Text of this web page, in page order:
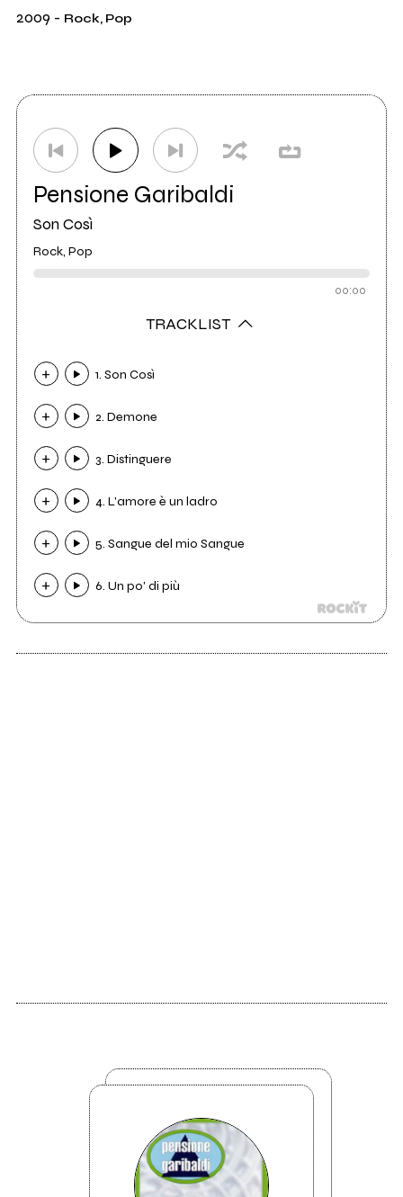
2009 - Rock, Pop
Pensione Garibaldi
Son Così
Rock, Pop
00:00
TRACKLIST
1. Son Così
2. Demone
3. Distinguere
4. L'amore è un ladro
5. Sangue del mio Sangue
6. Un po' di più